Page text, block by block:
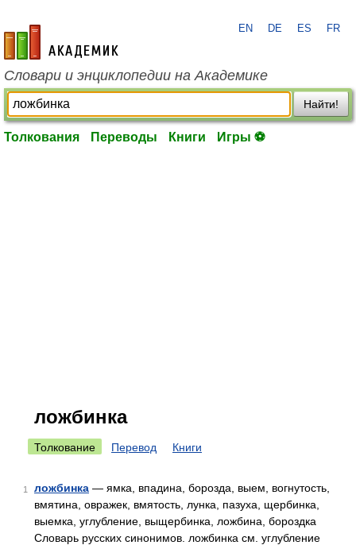
academic.ru
EN DE ES FR
Словари и энциклопедии на Академике
Найти!
Толкования Переводы Книги Игры ⚽
ложбинка
Толкование Перевод Книги
1 ложбинка — ямка, впадина, борозда, выем, вогнутость,
вмятина, овражек, вмятость, лунка, пазуха, щербинка,
выемка, углубление, выщербинка, ложбина, бороздка
Словарь русских синонимов. ложбинка см. углубление